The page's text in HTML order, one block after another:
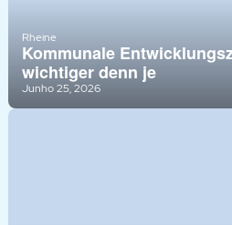
Rheine
Kommunale
wichtiger denn je
Junho 25, 2026